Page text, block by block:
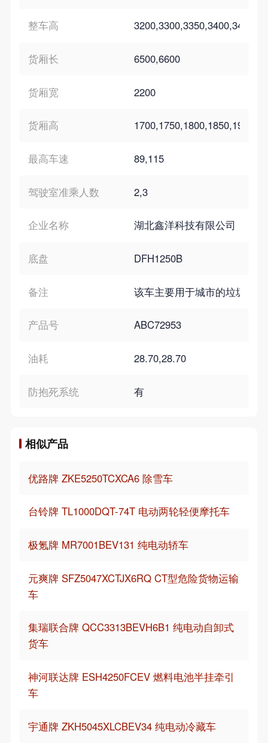
整车高
货厢长 6500,6600
货厢宽 2200
货厢高
最高车速 89,115
驾驶室准乘人数 2,3
企业名称 湖北鑫洋科技有限公司
底盘 DFH1250B
备注 该车主要用于城市的垃圾转
产品号 ABC72953
油耗 28.70,28.70
防抱死系统 有
相似产品
优路牌 ZKE5250TCXCA6 除雪车
台铃牌 TL1000DQT-74T 电动两轮轻便摩托车
极氪牌 MR7001BEV131 纯电动轿车
元爽牌 SFZ5047XCTJX6RQ CT型危险货物运输
车
集瑞联合牌 QCC3313BEVH6B1 纯电动自卸式
货车
神河联达牌 ESH4250FCEV 燃料电池半挂牵引
车
宇通牌 ZKH5045XLCBEV34 纯电动冷藏车